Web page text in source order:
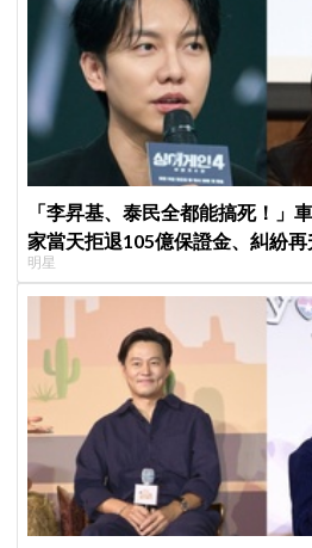
「李昇基、泰民全都能搞死！」
家當天拒退105億保證金、糾紛再
明星